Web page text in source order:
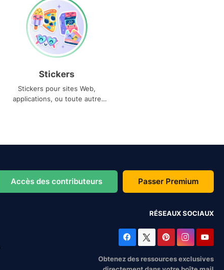
Stickers
Stickers pour sites Web,
applications, ou toute autre
Accès des contributeurs Passer Premium
RÉSEAUX SOCIAUX
Obtenez des ressources exclusives